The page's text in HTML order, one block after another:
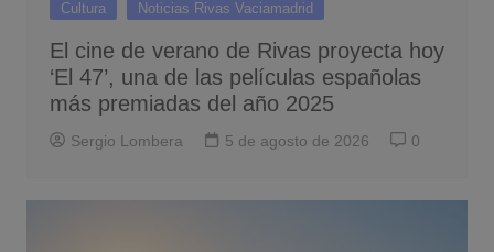
Cultura Noticias Rivas Vaciamadrid
El cine de verano de Rivas proyecta hoy
‘El 47’, una de las películas españolas
más premiadas del año 2025
Sergio Lombera 5 de agosto de 2026 0